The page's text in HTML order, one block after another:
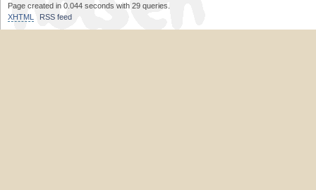
Page created in 0.044 seconds with 29 queries.
XHTML
RSS feed